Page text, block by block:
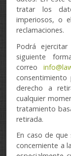
tratar los
imperiosos, o
reclamaciones.
Podrá
siguiente
correo
consentimiento
derecho a
cualquier
tratamiento
retirada.
En caso de que
concerniente a